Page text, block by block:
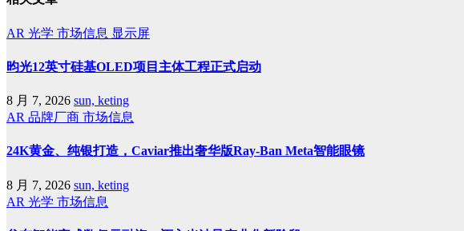
AR 光学 市场信息 显示屏
昀光12英寸硅基OLED项目主体工程正式启动
8 月 7, 2026 sun, keting
AR 品牌厂商 市场信息
24K黄金、纯银打造，Caviar推出奢华版Ray-Ban Meta智能眼镜
8 月 7, 2026 sun, keting
AR 光学 市场信息